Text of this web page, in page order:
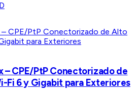
– CPE/PtP Conectorizado de
Fi 6 y Gigabit para Exteriores